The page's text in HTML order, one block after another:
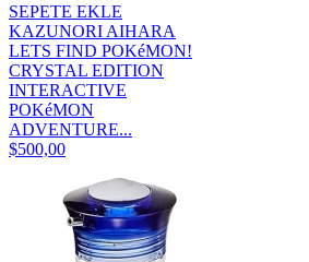
SEPETE EKLE
KAZUNORI AIHARA
LETS FIND POKéMON!
CRYSTAL EDITION
INTERACTIVE
POKéMON
ADVENTURE...
$500,00